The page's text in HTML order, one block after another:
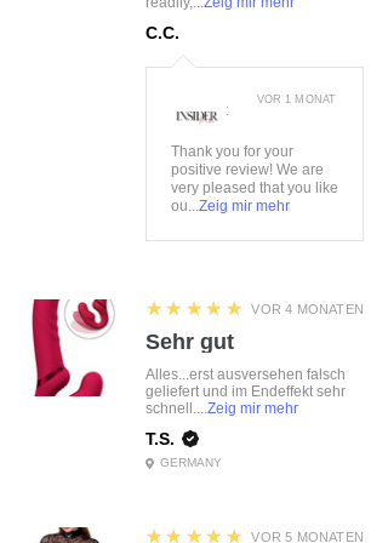
C.C.
:
Thank you for your
positive review! We are
very pleased that you like
ou...Zeig mir mehr
VOR 1 MONAT
VOR 4 MONATEN
5
★★★★★
Sehr gut
Alles...erst ausversehen falsch
geliefert und im Endeffekt sehr
schnell....Zeig mir mehr
T.S.
GERMANY
VOR 5 MONATEN
5
★★★★★